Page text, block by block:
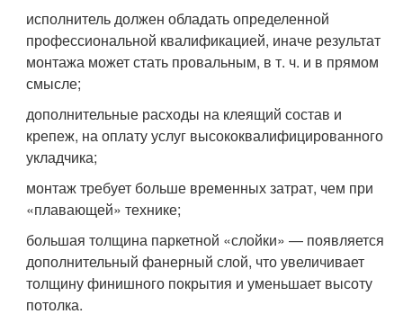
исполнитель должен обладать определенной
профессиональной квалификацией, иначе результат
монтажа может стать провальным, в т. ч. и в прямом
смысле;
дополнительные расходы на клеящий состав и
крепеж, на оплату услуг высококвалифицированного
укладчика;
монтаж требует больше временных затрат, чем при
«плавающей» технике;
большая толщина паркетной «слойки» — появляется
дополнительный фанерный слой, что увеличивает
толщину финишного покрытия и уменьшает высоту
потолка.